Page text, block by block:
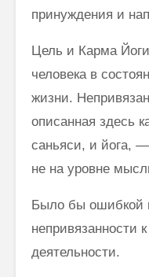
принуждения и
Цель и Карма
человека в
жизни.
описан­ная здесь
саньяси, и йога,
не на уровне
Было бы ошибкой
непривязанности
деятельности.